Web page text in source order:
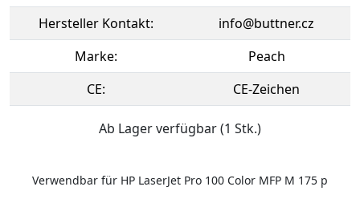
Hersteller Kontakt:
info@buttner.cz
Marke:
Peach
CE:
CE-Zeichen
Ab Lager verfügbar (1 Stk.)
Verwendbar für HP LaserJet Pro 100 Color MFP M 175 p